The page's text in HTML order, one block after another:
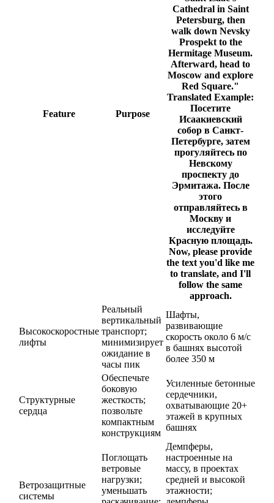
Feature Purpose
Cathedral in Saint
Petersburg, then
walk down Nevsky
Prospekt to the
Hermitage Museum.
Afterward, head to
Moscow and explore
Red Square."
Translated Example:
Посетите
Исаакиевский
собор в Санкт-
Петербурге, затем
прогуляйтесь по
Невскому
проспекту до
Эрмитажа. После
этого
отправляйтесь в
Москву и
исследуйте
Красную площадь.
Now, please provide
the text you'd like me
to translate, and I'll
follow the same
approach.
Высокоскоростные
лифты
Реальный
вертикальный
транспорт;
минимизирует
ожидание в
часы пик
Шафты,
развивающие
скорость около 6 м/с
в башнях высотой
более 350 м
Структурные
сердца
Обеспечьте
боковую
жесткость;
позвольте
компактным
конструкциям
Усиленные бетонные
сердечники,
охватывающие 20+
этажей в крупных
башнях
Ветрозащитные
системы
Поглощать
ветровые
нагрузки;
уменьшать
Демпферы,
настроенные на
массу, в проектах
средней и высокой
этажности;